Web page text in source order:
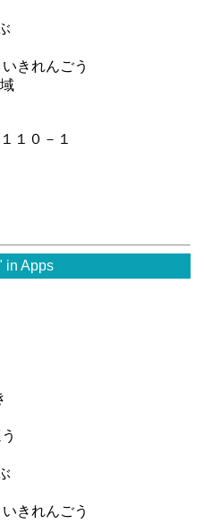
きれんごう
１０－１
in Apps
きれんごう